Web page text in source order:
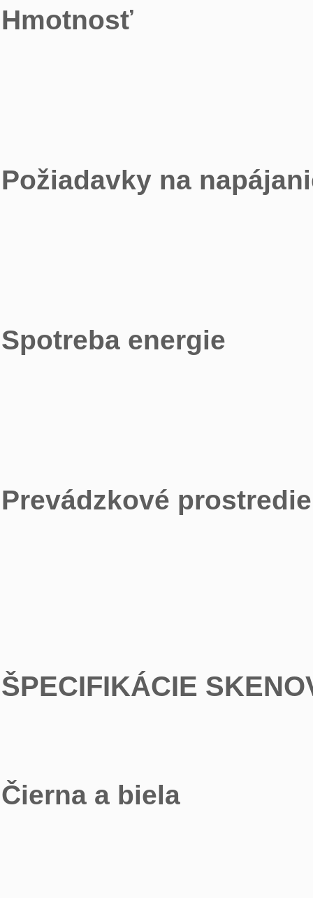
Hmotnosť
Požiadavky na
Spotreba energie
Prevádzkové prostredie
ŠPECIFIKÁCIE
Čierna a biela